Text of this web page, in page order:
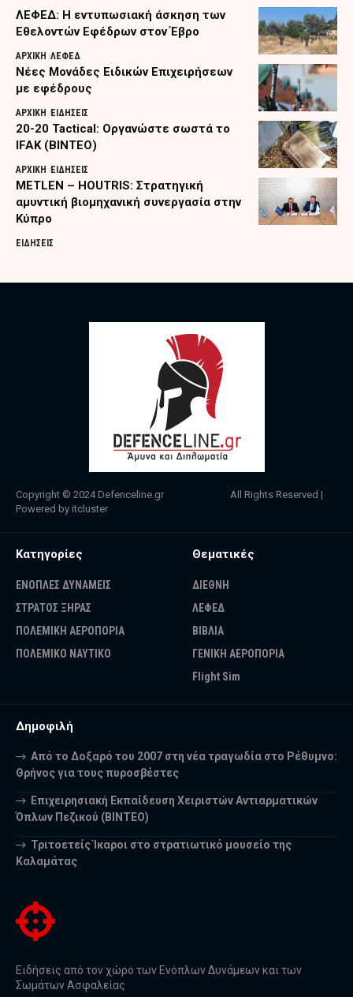
ΛΕΦΕΔ: Η εντυπωσιακή άσκηση των
Εθελοντών Εφέδρων στον Έβρο
ΑΡΧΙΚΗ ΛΕΦΕΔ
Nέες Μονάδες Ειδικών Επιχειρήσεων
με εφέδρους
ΑΡΧΙΚΗ ΕΙΔΗΣΕΙΣ
20-20 Tactical: Οργανώστε σωστά το
IFAK (ΒΙΝΤΕΟ)
ΑΡΧΙΚΗ ΕΙΔΗΣΕΙΣ
METLEN – HOUTRIS: Στρατηγική
αμυντική βιομηχανική συνεργασία στην
Κύπρο
ΕΙΔΗΣΕΙΣ
Copyright © 2024 Defenceline.gr All Rights Reserved |
Powered by itcluster
Κατηγορίες
ΕΝΟΠΛΕΣ ΔΥΝΑΜΕΙΣ
ΣΤΡΑΤΟΣ ΞΗΡΑΣ
ΠΟΛΕΜΙΚΗ ΑΕΡΟΠΟΡΙΑ
ΠΟΛΕΜΙΚΟ ΝΑΥΤΙΚΟ
Θεματικές
ΔΙΕΘΝΗ
ΛΕΦΕΔ
ΒΙΒΛΙΑ
ΓΕΝΙΚΗ ΑΕΡΟΠΟΡΙΑ
Flight Sim
Δημοφιλή
Από το Δοξαρό του 2007 στη νέα τραγωδία στο Ρέθυμνο:
Θρήνος για τους πυροσβέστες
Επιχειρησιακή Εκπαίδευση Χειριστών Αντιαρματικών
Όπλων Πεζικού (ΒΙΝΤΕΟ)
Τριτοετείς Ίκαροι στο στρατιωτικό μουσείο της
Καλαμάτας
Ειδήσεις από τον χώρο των Ενόπλων Δυνάμεων και των
Σωμάτων Ασφαλείας